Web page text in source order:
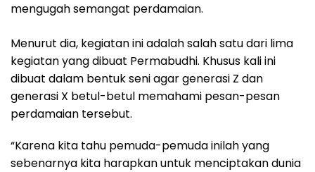
mengugah semangat perdamaian.
Menurut dia, kegiatan ini adalah salah satu dari lima
kegiatan yang dibuat Permabudhi. Khusus kali ini
dibuat dalam bentuk seni agar generasi Z dan
generasi X betul-betul memahami pesan-pesan
perdamaian tersebut.
“Karena kita tahu pemuda-pemuda inilah yang
sebenarnya kita harapkan untuk menciptakan dunia